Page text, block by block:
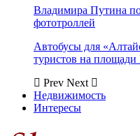
Владимира Путина
фототроллей
Автобусы для
туристов на площади
Prev Next
Недвижимость
Интересы